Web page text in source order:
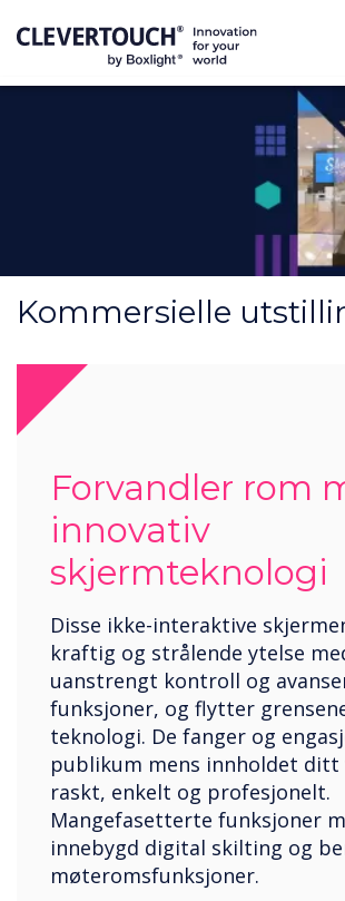
Kommersielle
Forvandler rom
innovativ
skjermteknologi
Disse ikke-interaktive
kraftig og strålende ytelse
uanstrengt kontroll og
funksjoner, og flytter
teknologi. De fanger og
publikum mens innholdet ditt
raskt, enkelt og profesjonelt.
Mangefasetterte funksjoner
innebygd digital skilting og
møteromsfunksjoner.